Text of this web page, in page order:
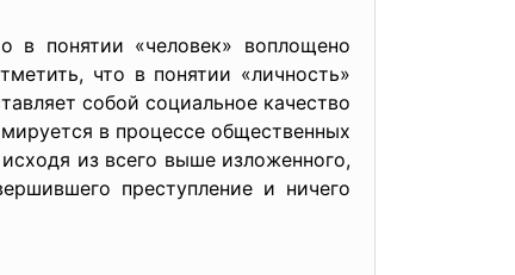
в понятии «человек» воплощено
что в понятии «личность»
собой социальное качество
в процессе общественных
из всего выше изложенного,
преступление и ничего